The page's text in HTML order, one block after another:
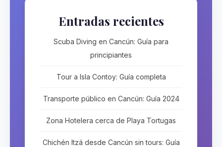
Entradas recientes
Scuba Diving en Cancún: Guía para
principiantes
Tour a Isla Contoy: Guía completa
Transporte público en Cancún: Guía 2024
Zona Hotelera cerca de Playa Tortugas
Chichén Itzá desde Cancún sin tours: Guía